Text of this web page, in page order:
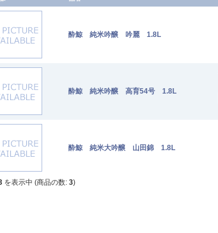
酔鯨 純米吟醸 吟麗 1.8L
酔鯨 純米吟醸 高育54号 1.8L
酔鯨 純米大吟醸 山田錦 1.8L
を表示中 (商品の数: 3)